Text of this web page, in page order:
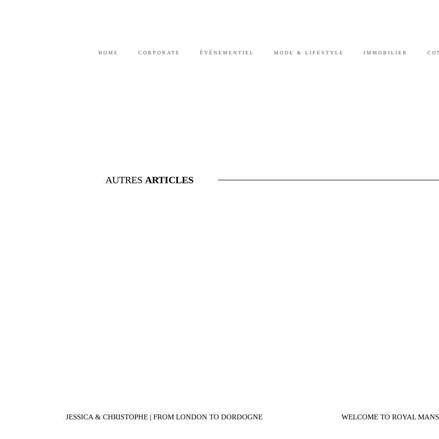
HOME CORPORATE ÉVÉNEMENTIEL MODE & LIFESTYLE IMMOBILIER
AUTRES ARTICLES
JESSICA & CHRISTOPHE | FROM LONDON TO DORDOGNE WELCOME TO ROYAL